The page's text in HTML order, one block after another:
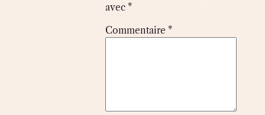
avec *
Commentaire *